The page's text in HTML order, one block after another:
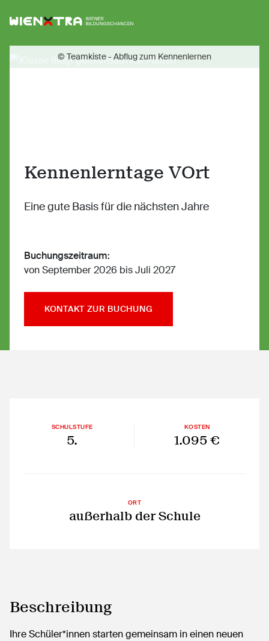
Logo Wiener Bildungschancen
Kennenlerntage VOrt
Eine gute Basis für die nächsten Jahre
Buchungszeitraum:
von September 2026 bis Juli 2027
KONTAKT ZUR BUCHUNG
© Teamkiste - Abflug zum Kennenlernen
SCHULSTUFE
5.
KOSTEN
1.095 €
ORT
außerhalb der Schule
Beschreibung
Ihre Schüler*innen starten gemeinsam in einen neuen